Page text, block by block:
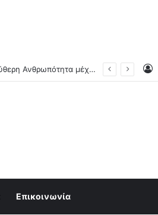
Ν.Αντωνιάδης: Γνώριζαν τι συνέβαινε..Η πραγματική αιτία των αιφνίδιων θανάτων θα βεβαιώνεται και ερχονται οι μέγιστες ποινές!!
Επικοινωνία